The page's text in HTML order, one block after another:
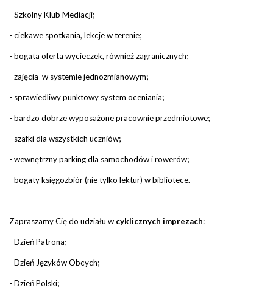
- Szkolny Klub Mediacji;
- ciekawe spotkania, lekcje w terenie;
- bogata oferta wycieczek, również zagranicznych;
- zajęcia w systemie jednozmianowym;
- sprawiedliwy punktowy system oceniania;
- bardzo dobrze wyposażone pracownie przedmiotowe;
- szafki dla wszystkich uczniów;
- wewnętrzny parking dla samochodów i rowerów;
- bogaty księgozbiór (nie tylko lektur) w bibliotece.
Zapraszamy Cię do udziału w cyklicznych imprezach:
- Dzień Patrona;
- Dzień Języków Obcych;
- Dzień Polski;